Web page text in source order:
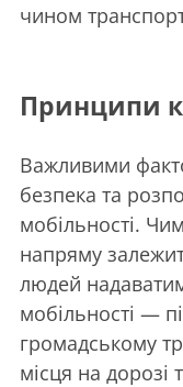
чином
Принципи
Важливими
безпека та
мобільності.
напряму
людей
мобільності —
громадському
місця на дорозі